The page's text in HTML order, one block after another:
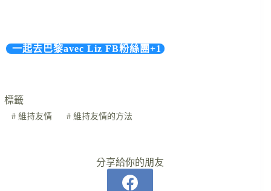
一起去巴黎avec Liz FB粉絲團+1
標籤
#維持友情 #維持友情的方法
分享給你的朋友